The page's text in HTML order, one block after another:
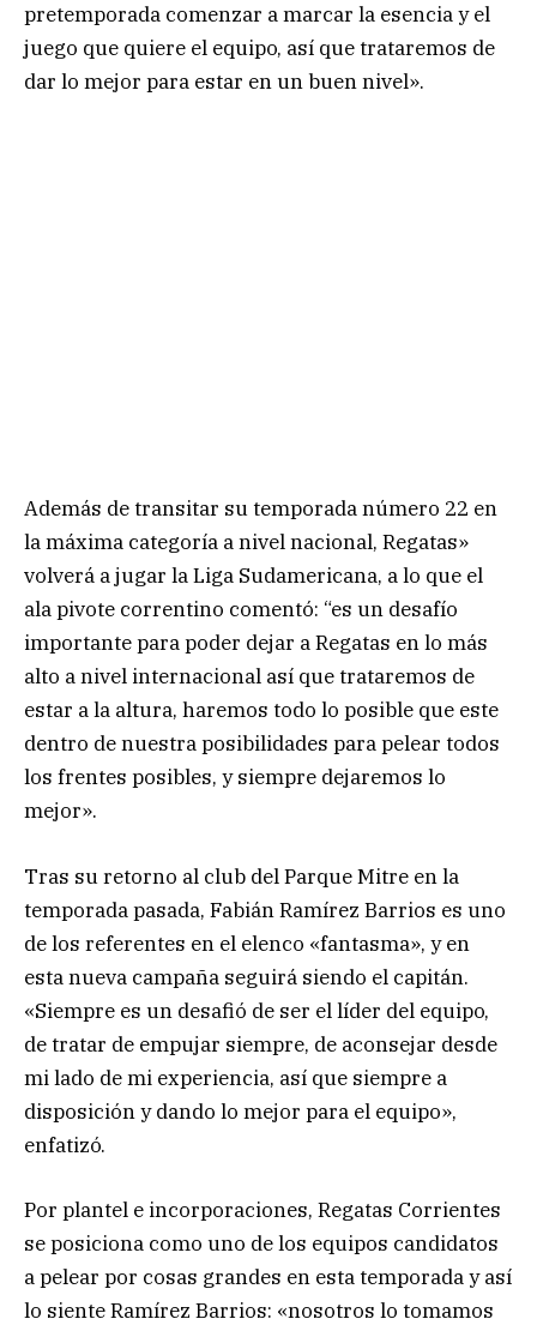
pretemporada comenzar a marcar la esencia y el
juego que quiere el equipo, así que trataremos de
dar lo mejor para estar en un buen nivel».
Además de transitar su temporada número 22 en
la máxima categoría a nivel nacional, Regatas»
volverá a jugar la Liga Sudamericana, a lo que el
ala pivote correntino comentó: “es un desafío
importante para poder dejar a Regatas en lo más
alto a nivel internacional así que trataremos de
estar a la altura, haremos todo lo posible que este
dentro de nuestra posibilidades para pelear todos
los frentes posibles, y siempre dejaremos lo
mejor».
Tras su retorno al club del Parque Mitre en la
temporada pasada, Fabián Ramírez Barrios es uno
de los referentes en el elenco «fantasma», y en
esta nueva campaña seguirá siendo el capitán.
«Siempre es un desafió de ser el líder del equipo,
de tratar de empujar siempre, de aconsejar desde
mi lado de mi experiencia, así que siempre a
disposición y dando lo mejor para el equipo»,
enfatizó.
Por plantel e incorporaciones, Regatas Corrientes
se posiciona como uno de los equipos candidatos
a pelear por cosas grandes en esta temporada y así
lo siente Ramírez Barrios: «nosotros lo tomamos